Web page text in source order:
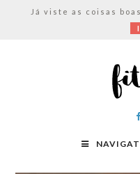
Já viste as coisas